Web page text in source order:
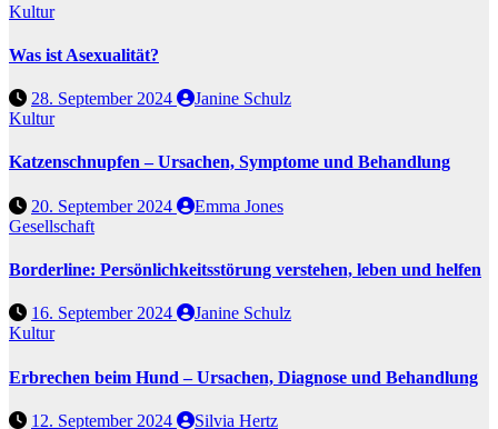
Kultur
Was ist Asexualität?
28. September 2024
Janine Schulz
Kultur
Katzenschnupfen – Ursachen, Symptome und Behandlung
20. September 2024
Emma Jones
Gesellschaft
Borderline: Persönlichkeitsstörung verstehen, leben und helfen
16. September 2024
Janine Schulz
Kultur
Erbrechen beim Hund – Ursachen, Diagnose und Behandlung
12. September 2024 Silvia Hertz